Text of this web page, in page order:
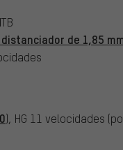
de 1,85
), HG 11 velocidades